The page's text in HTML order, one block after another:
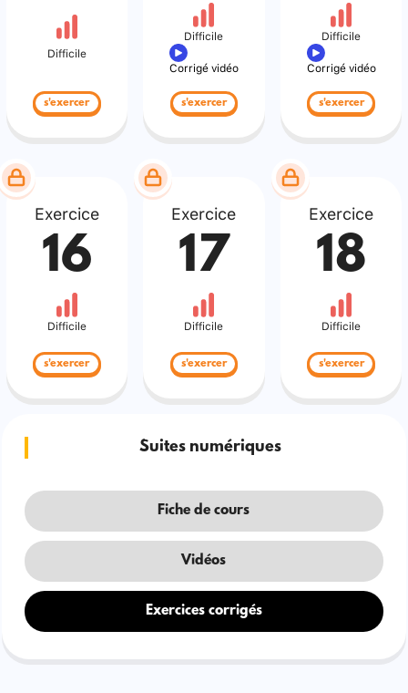
Difficile
s'exercer
Difficile
Corrigé vidéo
s'exercer
Difficile
Corrigé vidéo
s'exercer
Exercice
16
Difficile
s'exercer
Exercice
17
Difficile
s'exercer
Exercice
18
Difficile
s'exercer
Suites numériques
Fiche de cours
Vidéos
Exercices corrigés